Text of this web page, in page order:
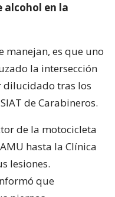
alcohol en la
manejan, es que uno
la intersección
dilucidado tras los
de Carabineros.
de la motocicleta
hasta la Clínica
lesiones.
que